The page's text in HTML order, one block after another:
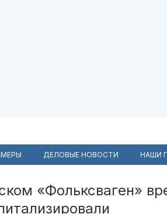
ДЕЛОВЫЕ НОВОСТИ НАШИ
«Фольксваген»